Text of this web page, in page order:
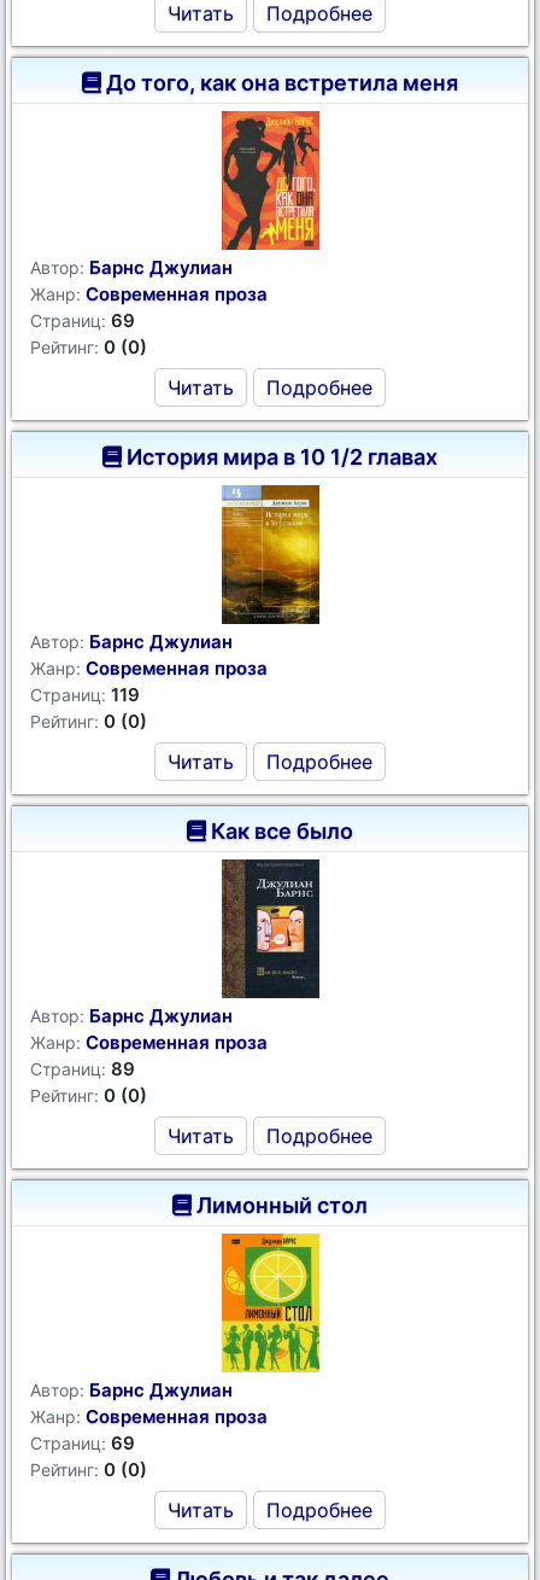
Читать Подробнее
До того, как она встретила меня
Автор: Барнс Джулиан
Жанр: Современная проза
Страниц: 69
Рейтинг: 0 (0)
Читать Подробнее
История мира в 10 1/2 главах
Автор: Барнс Джулиан
Жанр: Современная проза
Страниц: 119
Рейтинг: 0 (0)
Читать Подробнее
Как все было
Автор: Барнс Джулиан
Жанр: Современная проза
Страниц: 89
Рейтинг: 0 (0)
Читать Подробнее
Лимонный стол
Автор: Барнс Джулиан
Жанр: Современная проза
Страниц: 69
Рейтинг: 0 (0)
Читать Подробнее